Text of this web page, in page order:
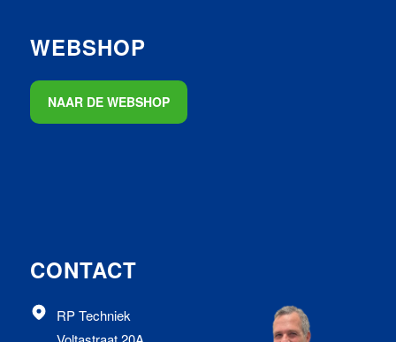
WEBSHOP
NAAR DE WEBSHOP
CONTACT
RP Techniek